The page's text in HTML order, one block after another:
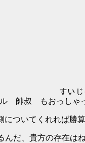
いじゃ
もおっしゃっ
れば勝算が2
方の存在はね